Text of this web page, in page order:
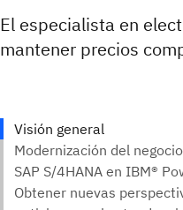
El especialista en
mantener precios